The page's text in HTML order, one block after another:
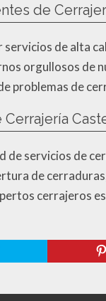
de
de alta
orgullosos
problemas de
servicios de
de
cerrajeros